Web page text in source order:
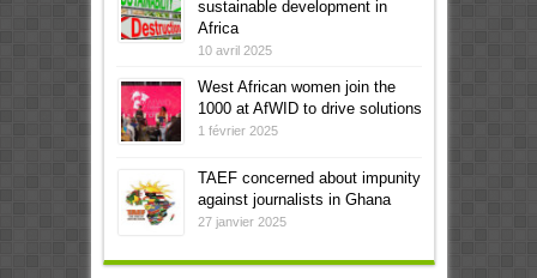
sustainable development in
Africa
10 avril 2025
West African women join the
1000 at AfWID to drive solutions
1 février 2025
TAEF concerned about impunity
against journalists in Ghana
27 janvier 2025